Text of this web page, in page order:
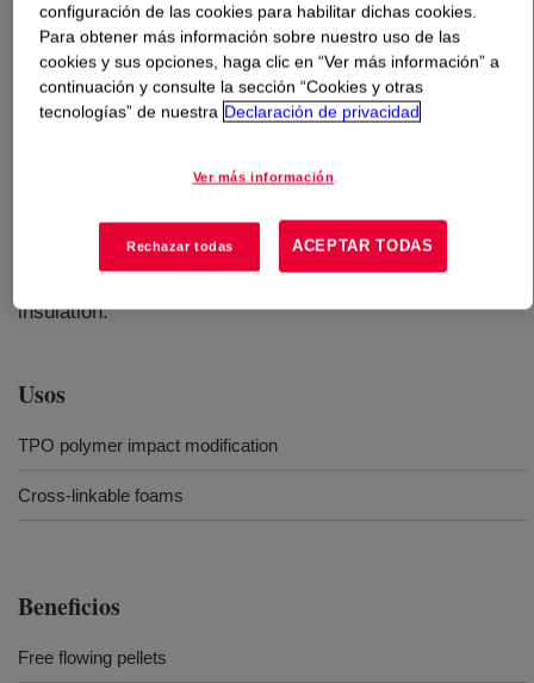
An ethylene-octene copolymer that has excellent flow
characteristics and provides superb impact properties in
blends with polypropylene (PP) and polyethylene (PE)
and is widely used in TPO applications where excellent
provides high filler loading capability and outstanding
silane, or irradiation, it gives exceptional heat aging,
compression set, and weather resistance properties and
insulation.
Usos
TPO polymer impact modification
Cross-linkable foams
Beneficios
Free flowing pellets
configuración de las cookies para habilitar dichas cookies.
Para obtener más información sobre nuestro uso de las
cookies y sus opciones, haga clic en “Ver más información” a
continuación y consulte la sección “Cookies y otras
tecnologías” de nuestra Declaración de privacidad
Ver más información
Rechazar todas ACEPTAR TODAS